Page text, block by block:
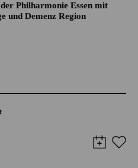
Philharmonie Essen mit
und Demenz Region